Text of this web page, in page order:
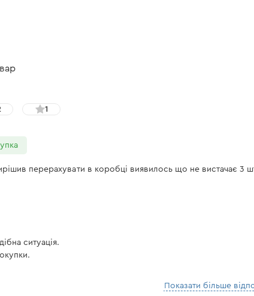
1
перерахувати в коробці виявилось що не вистачає 3
ситуація.
Показати більше